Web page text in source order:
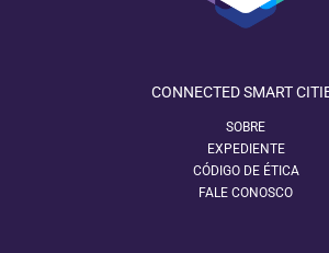
CONNECTED SMART
SOBRE
EXPEDIENTE
CÓDIGO DE ÉTICA
FALE CONOSCO